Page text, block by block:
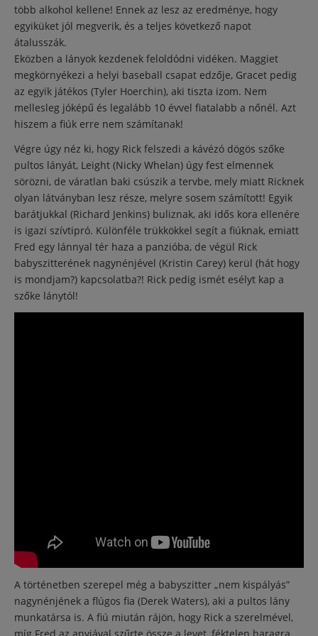
több alkohol kellene! Ennek az lesz az eredménye, hogy
egyiküket jól megverik, és a teljes következő napot
átalusszák.
Eközben a lányok kezdenek feloldódni vidéken. Maggiet
megkörnyékezi a helyi baseball csapat edzője, Gracet pedig
az egyik játékos (Tyler Hoerchin), aki tiszta izom. Nem
mellesleg jóképű és legalább 10 évvel fiatalabb a nőnél. Azt
hiszem a fiúk erre nem számítanak!
Végre úgy néz ki, hogy Rick felszedi a kávézó dögös szőke
pultos lányát, Leight (Nicky Whelan) úgy fest elmennek
sörözni, de váratlan baki csúszik a tervbe, mely miatt Ricknek
olyan látványban lesz része, melyre sosem számított! Egyik
barátjukkal (Richard Jenkins) buliznak, aki idős kora ellenére
is igazi szívtipró. Különféle trükkökkel segít a fiúknak, emiatt
Fred egy lánnyal tér haza a panzióba, de végül Rick
babyszitterének nagynénjével (Kristin Carey) kerül (hát hogy
is mondjam?) kapcsolatba?! Rick pedig ismét esélyt kap a
szőke lánytól!
A történetben szerepel még a babyszitter „nem kispályás”
nagynénjének a flúgos fia (Derek Waters), aki a pultos lány
munkatársa is. A fiú miután rájön, hogy Rick a szerelmével,